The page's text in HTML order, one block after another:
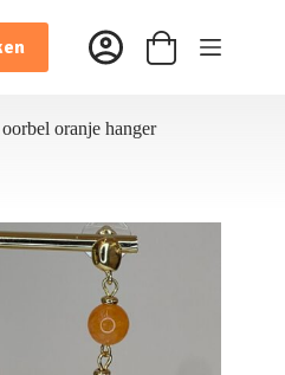
Winkelwagen
oorbel oranje hanger